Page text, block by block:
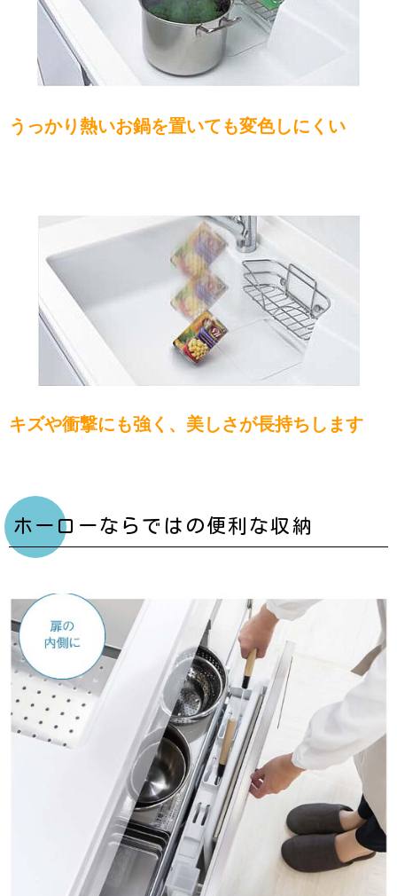
うっかり熱いお鍋を置いても変色しにくい
キズや衝撃にも強く、美しさが長持ちします
ホーローならではの便利な収納